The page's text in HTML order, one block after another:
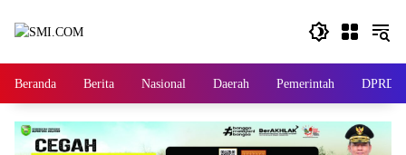
Beranda Berita Nasional Daerah Pemerintah DPRD